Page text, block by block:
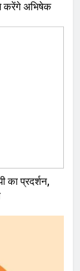
करेंगे अभिषेक
का प्रदर्शन,